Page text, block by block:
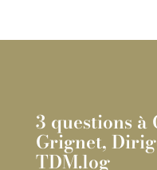
3 questions à
Grignet,
TDM.log